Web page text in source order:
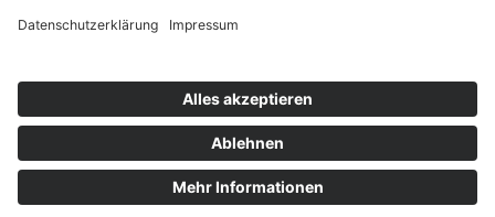
2018 Mercedes-AMG C 63 S – Probefahrt mit der neuen Power C-Klasse
30. Dezember 2015
Audi A4 Avant Modell 2016 (B9) – Test & Fahrbericht